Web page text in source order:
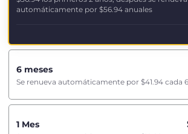
automáticamente por $56.94 anuales
6 meses
Se renueva automáticamente por $41.94 cada
1 Mes